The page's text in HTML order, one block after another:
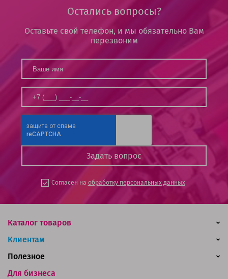
Остались вопросы?
Оставьте свой телефон, и мы обязательно Вам
перезвоним
Согласен на обработку персональных данных
Каталог товаров
Клиентам
Для бизнеса
Полезное